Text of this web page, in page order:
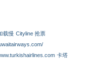
载慢 Cityline 抢票
卡塔